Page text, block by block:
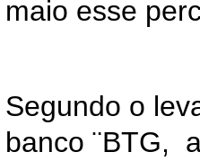
maio esse
Segundo o
banco ¨BTG,